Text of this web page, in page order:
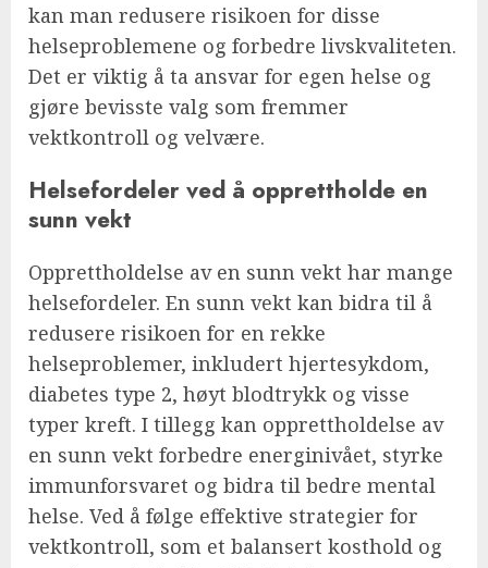
kan man redusere risikoen for disse
helseproblemene og forbedre livskvaliteten.
Det er viktig å ta ansvar for egen helse og
gjøre bevisste valg som fremmer
vektkontroll og velvære.
Helsefordeler ved å opprettholde en
sunn vekt
Opprettholdelse av en sunn vekt har mange
helsefordeler. En sunn vekt kan bidra til å
redusere risikoen for en rekke
helseproblemer, inkludert hjertesykdom,
diabetes type 2, høyt blodtrykk og visse
typer kreft. I tillegg kan opprettholdelse av
en sunn vekt forbedre energinivået, styrke
immunforsvaret og bidra til bedre mental
helse. Ved å følge effektive strategier for
vektkontroll, som et balansert kosthold og